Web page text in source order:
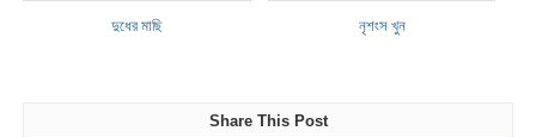
দুধের মাছি নৃশংস খুন
Share This Post